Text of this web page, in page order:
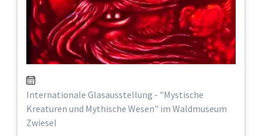
Internationale Glasausstellung - "Mystische
Kreaturen und Mythische Wesen" im Waldmuseum
Zwiesel